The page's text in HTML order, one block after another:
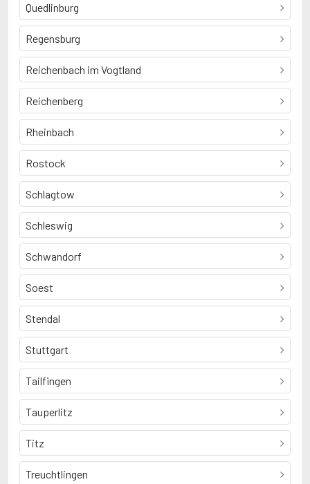
Quedlinburg
Regensburg
Reichenbach im Vogtland
Reichenberg
Rheinbach
Rostock
Schlagtow
Schleswig
Schwandorf
Soest
Stendal
Stuttgart
Tailfingen
Tauperlitz
Titz
Treuchtlingen